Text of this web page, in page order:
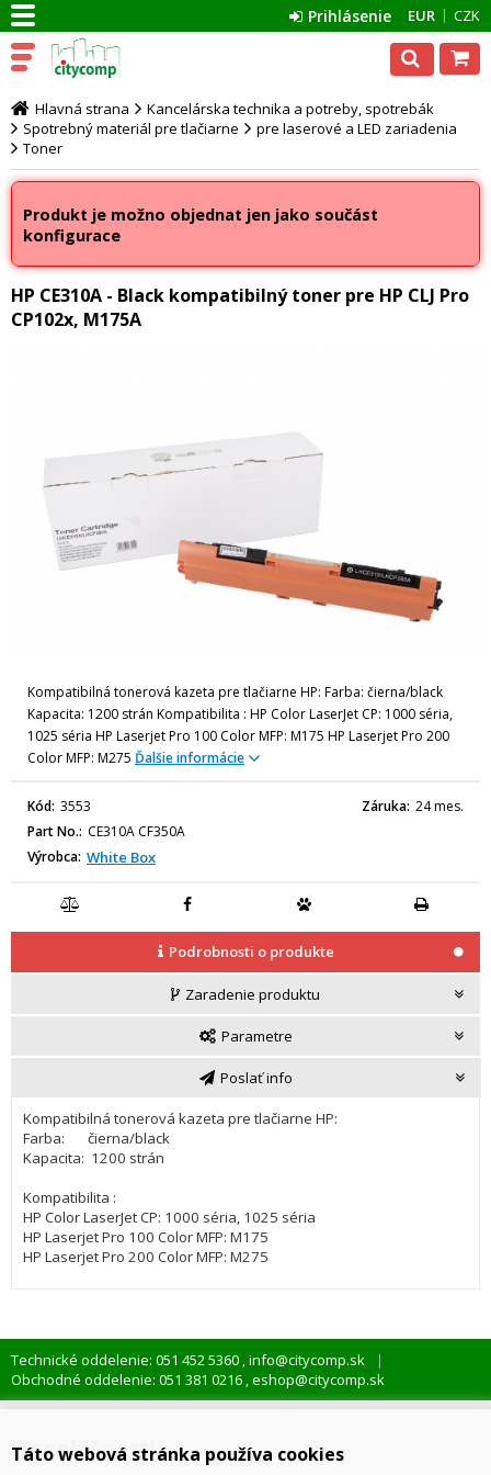
EUR CZK
Prihlásenie
Hlavná strana
Kancelárska technika a potreby, spotrebák
Spotrebný materiál pre tlačiarne
pre laserové a LED zariadenia
Toner
Produkt je možno objednat jen jako součást
konfigurace
HP CE310A - Black kompatibilný toner pre HP CLJ Pro
CP102x, M175A
Kompatibilná tonerová kazeta pre tlačiarne HP: Farba: čierna/black
Kapacita: 1200 strán Kompatibilita : HP Color LaserJet CP: 1000 séria,
1025 séria HP Laserjet Pro 100 Color MFP: M175 HP Laserjet Pro 200
Color MFP: M275 Ďalšie informácie
Kód 3553
Part No. CE310A CF350A
Výrobca White Box
Záruka 24 mes.
Podrobnosti o produkte
Zaradenie produktu
Parametre
Poslať info
Kompatibilná tonerová kazeta pre tlačiarne HP:
Farba: čierna/black
Kapacita: 1200 strán
Kompatibilita :
HP Color LaserJet CP: 1000 séria, 1025 séria
HP Laserjet Pro 100 Color MFP: M175
HP Laserjet Pro 200 Color MFP: M275
Technické oddelenie: 051 452 5360,info@citycomp.sk
Obchodné oddelenie: 051 381 0216,eshop@citycomp.sk
O spoločnosti
Táto webová stránka používa cookies